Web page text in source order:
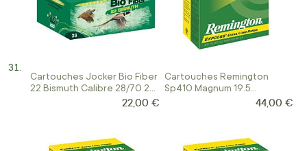
Cartouches Jocker Bio Fiber
22 Bismuth Calibre 28/70 22
22,00 €
Cartouches Remington
Sp410 Magnum 19.5
Grammes Chambree 7644,00 €